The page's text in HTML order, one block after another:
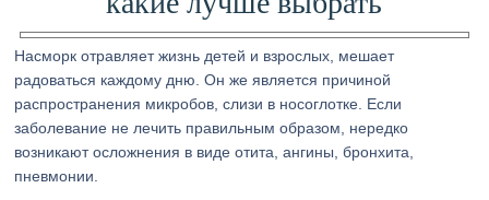
Насморк отравляет жизнь детей и взрослых, мешает
радоваться каждому дню. Он же является причиной
распространения микробов, слизи в носоглотке. Если
заболевание не лечить правильным образом, нередко
возникают осложнения в виде отита, ангины, бронхита,
пневмонии.